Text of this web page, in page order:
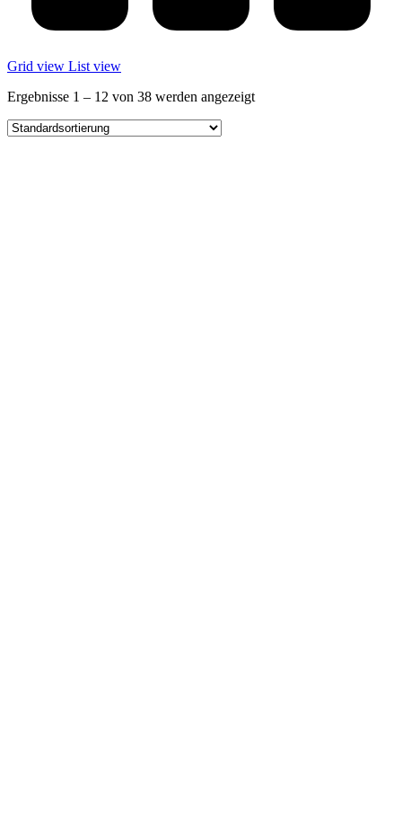
Grid view List view
Ergebnisse 1 – 12 von 38 werden angezeigt